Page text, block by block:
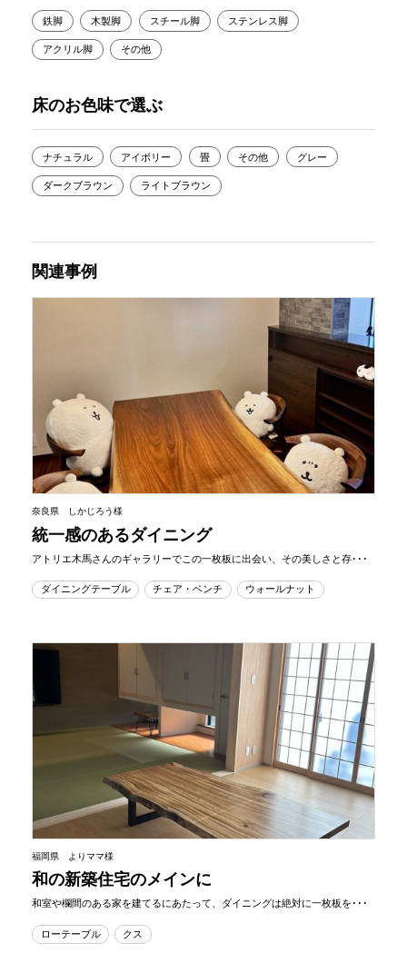
鉄脚 木製脚 スチール脚 ステンレス脚
アクリル脚 その他
床のお色味で選ぶ
ナチュラル アイボリー 畳 その他 グレー
ダークブラウン ライトブラウン
関連事例
奈良県 しかじろう様
統一感のあるダイニング
アトリエ木馬さんのギャラリーでこの一枚板に出会い、その美しさと存･･･
ダイニングテーブル チェア・ベンチ ウォールナット
福岡県 よりママ様
和の新築住宅のメインに
和室や欄間のある家を建てるにあたって、ダイニングは絶対に一枚板を･･･
ローテーブル クス